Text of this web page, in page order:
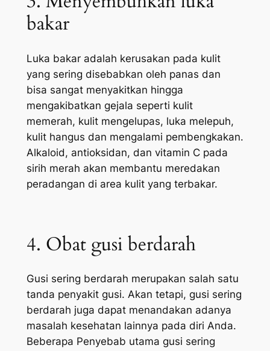
bakar
Luka bakar adalah kerusakan pada kulit
yang sering disebabkan oleh panas dan
bisa sangat menyakitkan hingga
mengakibatkan gejala seperti kulit
memerah, kulit mengelupas, luka melepuh,
kulit hangus dan mengalami pembengkakan.
Alkaloid, antioksidan, dan vitamin C pada
sirih merah akan membantu meredakan
peradangan di area kulit yang terbakar.
4. Obat gusi berdarah
Gusi sering berdarah merupakan salah satu
tanda penyakit gusi. Akan tetapi, gusi sering
berdarah juga dapat menandakan adanya
masalah kesehatan lainnya pada diri Anda.
Beberapa Penyebab utama gusi sering